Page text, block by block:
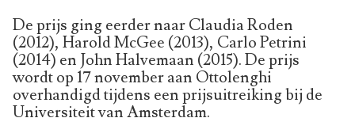
De prijs ging eerder naar Claudia Roden
(2012), Harold McGee (2013), Carlo Petrini
(2014) en John Halvemaan (2015). De prijs
wordt op 17 november aan Ottolenghi
overhandigd tijdens een prijsuitreiking bij de
Universiteit van Amsterdam.